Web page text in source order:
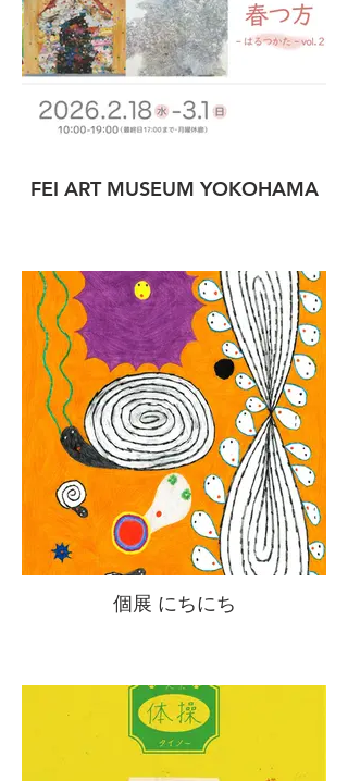
FEI ART MUSEUM YOKOHAMA
個展 にちにち